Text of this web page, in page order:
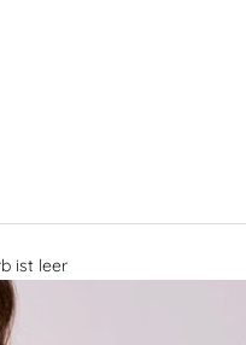
ist leer